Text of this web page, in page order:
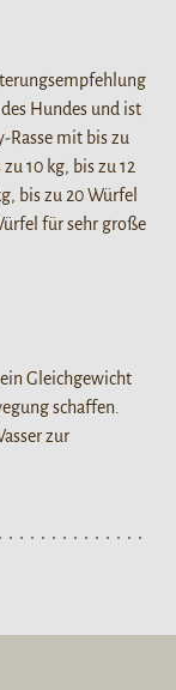
Hundes und ist
Rasse mit bis zu
10 kg, bis zu 12
bis zu 20 Würfel
für sehr große
Gleichgewicht
schaffen.
zur